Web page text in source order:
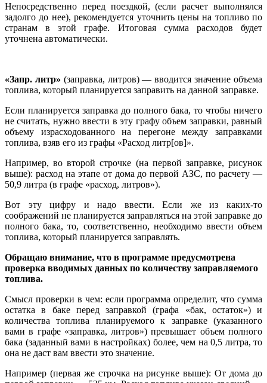
Непосредственно перед поездкой, (если расчет выполнялся
задолго до нее), рекомендуется уточнить цены на топливо по
странам в этой графе. Итоговая сумма расходов будет
уточнена автоматически.
«Запр. литр» (заправка, литров) — вводится значение объема
топлива, который планируется заправить на данной заправке.
Если планируется заправка до полного бака, то чтобы ничего
не считать, нужно ввести в эту графу объем заправки, равный
объему израсходованного на перегоне между заправками
топлива, взяв его из графы «Расход литр[ов]».
Например, во второй строчке (на первой заправке, рисунок
выше): расход на этапе от дома до первой АЗС, по расчету —
50,9 литра (в графе «расход, литров»).
Вот эту цифру и надо ввести. Если же из каких-то
соображений не планируется заправляться на этой заправке до
полного бака, то, соответственно, необходимо ввести объем
топлива, который планируется заправлять.
Обращаю внимание, что в программе предусмотрена
проверка вводимых данных по количеству заправляемого
топлива.
Смысл проверки в чем: если программа определит, что сумма
остатка в баке перед заправкой (графа «бак, остаток») и
количества топлива планируемого к заправке (указанного
вами в графе «заправка, литров») превышает объем полного
бака (заданный вами в настройках) более, чем на 0,5 литра, то
она не даст вам ввести это значение.
Например (первая же строчка на рисунке выше): От дома до